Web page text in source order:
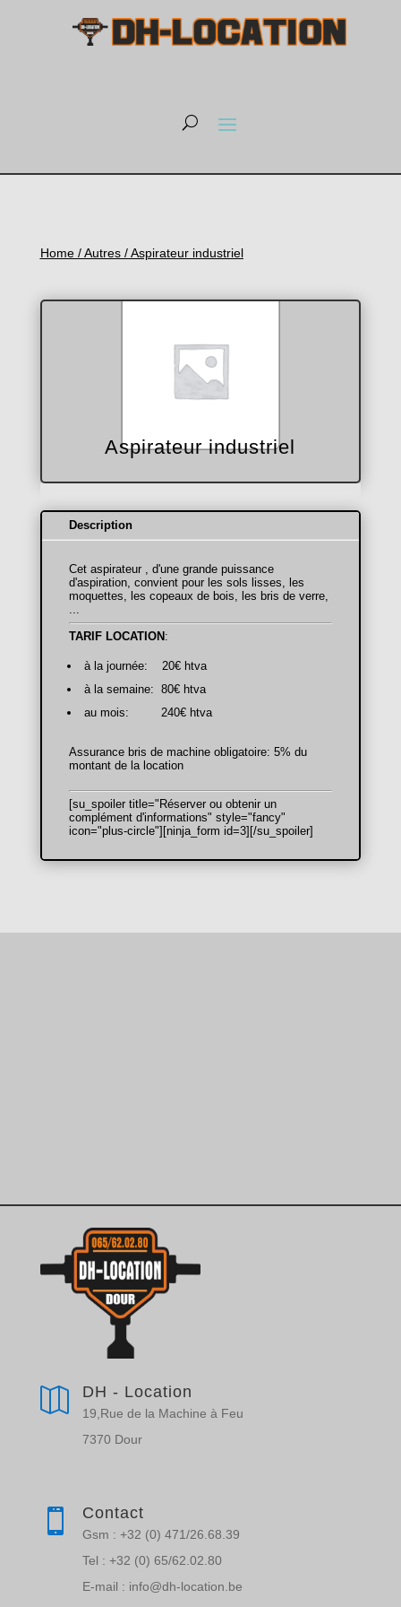
Home/Autres/ Aspirateur industriel
Aspirateur industriel
Description
Cet aspirateur , d'une grande puissance
d'aspiration, convient pour les sols lisses, les
moquettes, les copeaux de bois, les bris de verre,
...
TARIF LOCATION :
à la journée: 20€ htva
à la semaine: 80€ htva
au mois: 240€ htva
Assurance bris de machine obligatoire: 5% du
montant de la location
[su_spoiler title="Réserver ou obtenir un
complément d'informations" style="fancy"
icon="plus-circle"][ninja_form id=3][/su_spoiler]
 DH - Location
19,Rue de la Machine à Feu
7370 Dour
 Contact
Gsm : +32 (0) 471/26.68.39
Tel : +32 (0) 65/62.02.80
E-mail : info@dh-location.be